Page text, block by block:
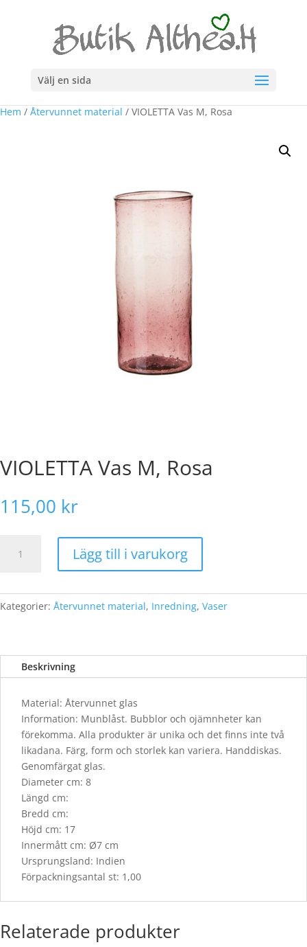
Välj en sida
Hem / Återvunnet material / VIOLETTA Vas M, Rosa
VIOLETTA Vas M, Rosa
115,00 kr
mängd
Lägg till i varukorg
Kategorier: Återvunnet material, Inredning, Vaser
Beskrivning
Material: Återvunnet glas
Information: Munblåst. Bubblor och ojämnheter kan
förekomma. Alla produkter är unika och det finns inte två
likadana. Färg, form och storlek kan variera. Handdiskas.
Genomfärgat glas.
Diameter cm: 8
Längd cm:
Bredd cm:
Höjd cm: 17
Innermått cm: Ø7 cm
Ursprungsland: Indien
Förpackningsantal st: 1,00
Relaterade produkter